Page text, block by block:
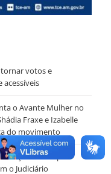
tornar votos e
acessíveis
o Avante Mulher no
Fraxe e Izabelle
do movimento
do Simp e
o Judiciário